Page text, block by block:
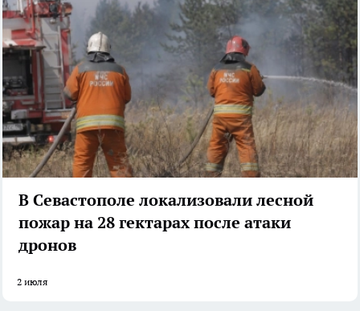
В Севастополе локализовали лесной
пожар на 28 гектарах после атаки
дронов
2 июля